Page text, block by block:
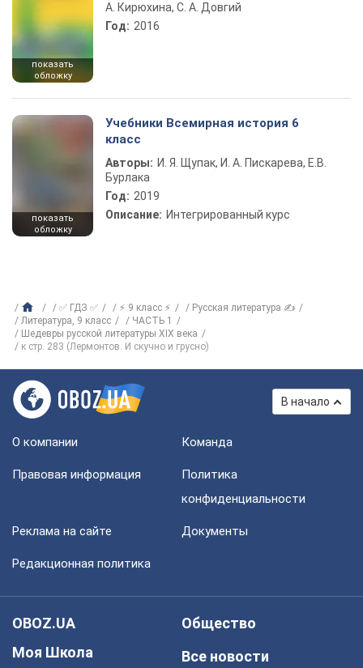
показать
обложку
А. Кирюхина, С. А. Довгий
Год: 2016
показать
обложку
Учебники Всемирная история 6
класс
Авторы: И. Я. Щупак, И. А. Пискарева, Е.В.
Бурлака
Год: 2019
Описание: Интегрированный курс
✅ ГДЗ ✅ ⚡ 9 класс ⚡
Русская литература ✍
Литература, 9 класс
ЧАСТЬ 1
Шедевры русской литературы ХІХ века
к стр. 283 (Лермонтов. И скучно и грусно)
В начало
О компании Команда
Правовая информация
Политика
конфиденциальности
Реклама на сайте Документы
Редакционная политика
OBOZ.UA
Моя Школа
Общество
Все новости